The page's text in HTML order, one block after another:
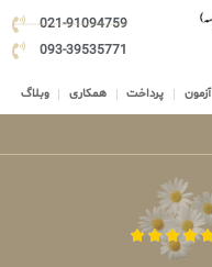
021-91094759
093-39535771
آزمون پرداخت همکاری وبلاگ